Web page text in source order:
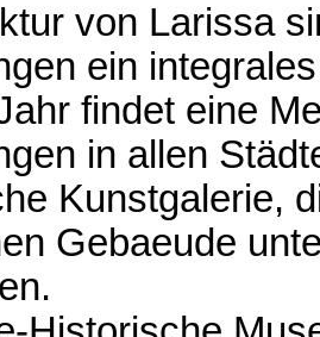
von Larissa
ein
findet eine
in allen
Kunstgalerie,
Gebaeude